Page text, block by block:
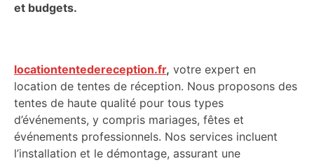
et budgets.
locationtentedereception.fr, votre expert en
location de tentes de réception. Nous proposons des
tentes de haute qualité pour tous types
d’événements, y compris mariages, fêtes et
événements professionnels. Nos services incluent
l’installation et le démontage, assurant une